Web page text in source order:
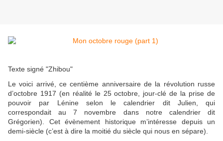
Texte signé "Zhibou"
Le voici arrivé, ce centième anniversaire de la révolution russe
d’octobre 1917 (en réalité le 25 octobre, jour-clé de la prise de
pouvoir par Lénine selon le calendrier dit Julien, qui
correspondait au 7 novembre dans notre calendrier dit
Grégorien). Cet évènement historique m’intéresse depuis un
demi-siècle (c’est à dire la moitié du siècle qui nous en sépare).